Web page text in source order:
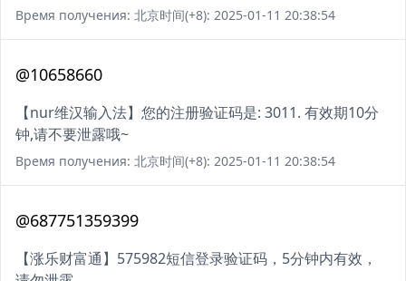
Время получения: 北京时间(+8): 2025-01-11 20:38:54
@10658660
【nur维汉输入法】您的注册验证码是: 3011. 有效期10分
钟,请不要泄露哦~
Время получения: 北京时间(+8): 2025-01-11 20:38:54
@687751359399
【涨乐财富通】575982短信登录验证码，5分钟内有效，